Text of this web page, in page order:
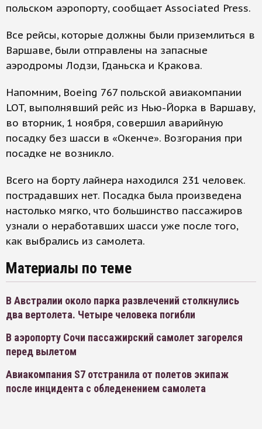
польском аэропорту, сообщает Associated Press.
Все рейсы, которые должны были приземлиться в
Варшаве, были отправлены на запасные
аэродромы Лодзи, Гданьска и Кракова.
Напомним, Boeing 767 польской авиакомпании
LOT, выполнявший рейс из Нью-Йорка в Варшаву,
во вторник, 1 ноября, совершил аварийную
посадку без шасси в «Окенче». Возгорания при
посадке не возникло.
Всего на борту лайнера находился 231 человек.
пострадавших нет. Посадка была произведена
настолько мягко, что большинство пассажиров
узнали о неработавших шасси уже после того,
как выбрались из самолета.
Материалы по теме
В Австралии около парка развлечений столкнулись
два вертолета. Четыре человека погибли
В аэропорту Сочи пассажирский самолет загорелся
перед вылетом
Авиакомпания S7 отстранила от полетов экипаж
после инцидента с обледенением самолета